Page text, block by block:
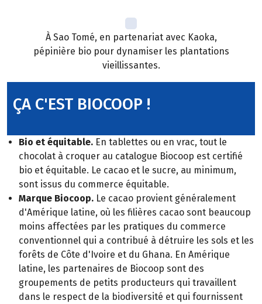
À Sao Tomé, en partenariat avec Kaoka,
pépinière bio pour dynamiser les plantations
vieillissantes.
ÇA C'EST BIOCOOP !
Bio et équitable. En tablettes ou en vrac, tout le
chocolat à croquer au catalogue Biocoop est certifié
bio et équitable. Le cacao et le sucre, au minimum,
sont issus du commerce équitable.
Marque Biocoop. Le cacao provient généralement
d'Amérique latine, où les filières cacao sont beaucoup
moins affectées par les pratiques du commerce
conventionnel qui a contribué à détruire les sols et les
forêts de Côte d'Ivoire et du Ghana. En Amérique
latine, les partenaires de Biocoop sont des
groupements de petits producteurs qui travaillent
dans le respect de la biodiversité et qui fournissent